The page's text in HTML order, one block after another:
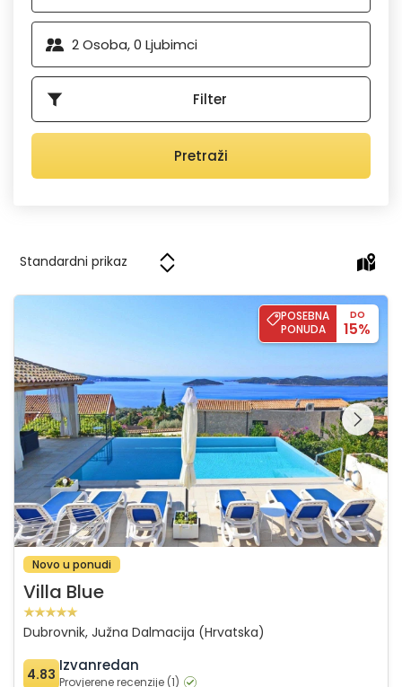
2Osoba,0 Ljubimci
Filter
Pretraži
POSEBNA
PONUDA
DO
15%
Pregledajte cijelu
galeriju na
Novo u ponudi
Villa Blue
Dubrovnik, Južna Dalmacija (Hrvatska)
4.83 Izvanredan
Provjerene recenzije (1)